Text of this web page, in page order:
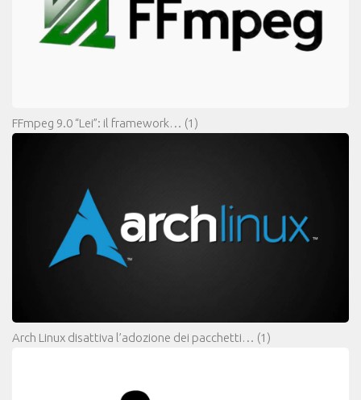
FFmpeg 9.0 “Lei”: il framework… (1)
Arch Linux disattiva l’adozione dei pacchetti… (1)